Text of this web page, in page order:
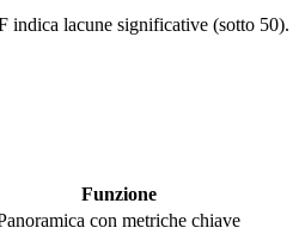
indica lacune significative (sotto 50).
Funzione
con metriche chiave